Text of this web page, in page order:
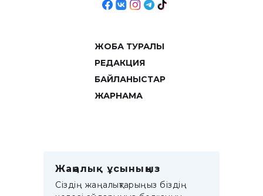
ЖОБА ТУРАЛЫ
РЕДАКЦИЯ
БАЙЛАНЫСТАР
ЖАРНАМА
Жаңалық ұсыныңыз
Сіздің жаңалықтарыңыз біздің